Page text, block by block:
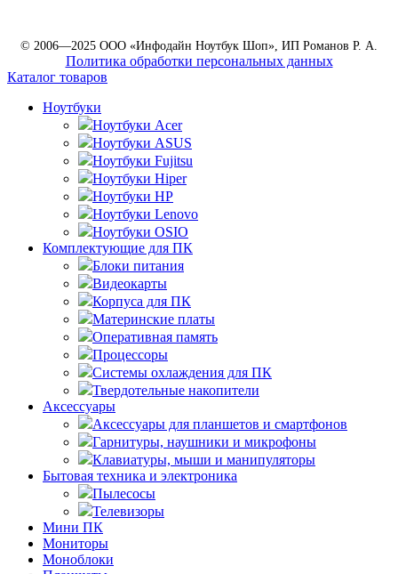
© 2006—2025 ООО «Инфодайн Ноутбук Шоп», ИП Романов Р. А.
Политика обработки персональных данных
Каталог товаров
Ноутбуки
Ноутбуки Acer
Ноутбуки ASUS
Ноутбуки Fujitsu
Ноутбуки Hiper
Ноутбуки HP
Ноутбуки Lenovo
Ноутбуки OSIO
Комплектующие для ПК
Блоки питания
Видеокарты
Корпуса для ПК
Материнские платы
Оперативная память
Процессоры
Системы охлаждения для ПК
Твердотельные накопители
Аксессуары
Аксессуары для планшетов и смартфонов
Гарнитуры, наушники и микрофоны
Клавиатуры, мыши и манипуляторы
Бытовая техника и электроника
Пылесосы
Телевизоры
Мини ПК
Мониторы
Моноблоки